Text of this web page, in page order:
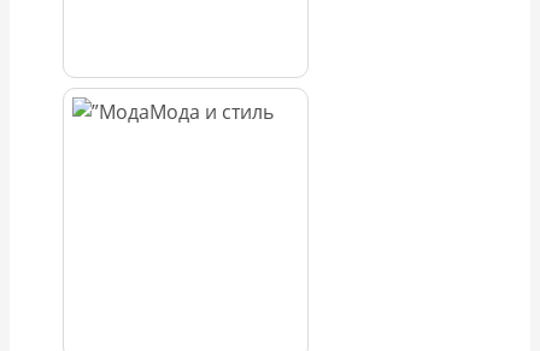
Мода и стиль